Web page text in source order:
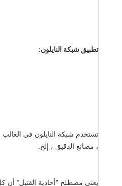
تطبيق شبكة النايلون:
، مصانع الدقيق ، إلخ.